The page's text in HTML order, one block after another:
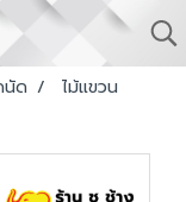
ด
ไม้แขวน